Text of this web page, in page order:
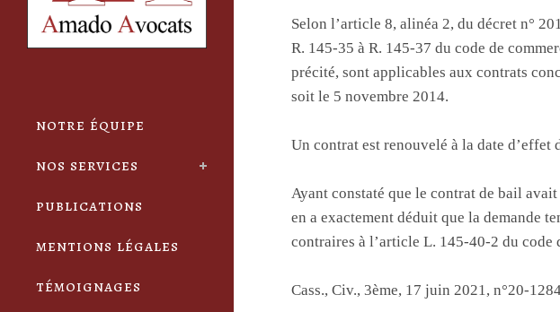
notre équipe
nos services
publications
mentions légales
témoignages
Selon l’article 8, alinéa 2, du décret n°
R. 145-35 à R. 145-37 du code de
précité, sont applicables aux contrats
soit le 5 novembre 2014.
Un contrat est renouvelé à la date d’effet
Ayant constaté que le contrat de bail
en a exactement déduit que la demande
contraires à l’article L. 145-40-2 du code
Cass., Civ., 3ème, 17 juin 2021, n°20-